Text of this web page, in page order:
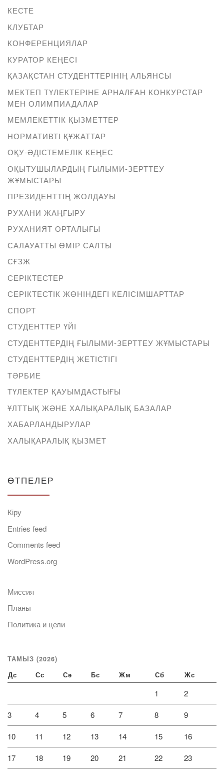
КЕСТЕ
КЛУБТАР
КОНФЕРЕНЦИЯЛАР
КУРАТОР КЕҢЕСІ
ҚАЗАҚСТАН СТУДЕНТТЕРІНІҢ АЛЬЯНСЫ
МЕКТЕП ТҮЛЕКТЕРІНЕ АРНАЛҒАН КОНКУРСТАР
МЕН ОЛИМПИАДАЛАР
МЕМЛЕКЕТТІК ҚЫЗМЕТТЕР
НОРМАТИВТІ ҚҰЖАТТАР
ОҚУ-ӘДІСТЕМЕЛІК КЕҢЕС
ОҚЫТУШЫЛАРДЫҢ ҒЫЛЫМИ-ЗЕРТТЕУ
ЖҰМЫСТАРЫ
ПРЕЗИДЕНТТІҢ ЖОЛДАУЫ
РУХАНИ ЖАҢҒЫРУ
РУХАНИЯТ ОРТАЛЫҒЫ
САЛАУАТТЫ ӨМІР САЛТЫ
СҒЗЖ
СЕРІКТЕСТЕР
СЕРІКТЕСТІК ЖӨНІНДЕГІ КЕЛІСІМШАРТТАР
СПОРТ
СТУДЕНТТЕР ҮЙІ
СТУДЕНТТЕРДІҢ ҒЫЛЫМИ-ЗЕРТТЕУ ЖҰМЫСТАРЫ
СТУДЕНТТЕРДІҢ ЖЕТІСТІГІ
ТӘРБИЕ
ТҮЛЕКТЕР ҚАУЫМДАСТЫҒЫ
ҰЛТТЫҚ ЖӘНЕ ХАЛЫҚАРАЛЫҚ БАЗАЛАР
ХАБАРЛАНДЫРУЛАР
ХАЛЫҚАРАЛЫҚ ҚЫЗМЕТ
ӨТПЕЛЕР
Кіру
Entries feed
Comments feed
WordPress.org
Миссия
Планы
Политика и цели
ТАМЫЗ (2026)
Дс Сс Сә Бс Жм Сб Жс
1 2
3 4 5 6 7 8 9
10 11 12 13 14 15 16
17 18 19 20 21 22 23